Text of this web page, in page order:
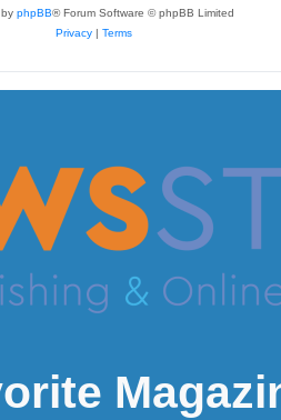
phpBB® Forum Software © phpBB Limited
Privacy| Terms